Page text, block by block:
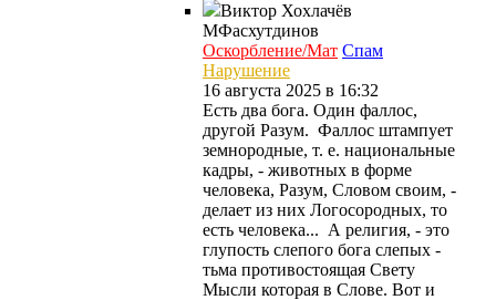
Виктор Хохлачёв
МФасхутдинов
Оскорбление/Мат Спам
Нарушение
16 августа 2025 в 16:32
Есть два бога. Один фаллос,
другой Разум. Фаллос штампует
земнородные, т. е. национальные
кадры, - животных в форме
человека, Разум, Словом своим, -
делает из них Логосородных, то
есть человека... А религия, - это
глупость слепого бога слепых -
тьма противостоящая Свету
Мысли которая в Слове. Вот и